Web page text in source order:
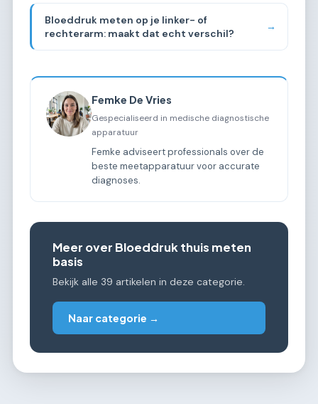
Bloeddruk meten op je linker- of
rechterarm: maakt dat echt verschil?
→
Femke De Vries
Gespecialiseerd in medische diagnostische
apparatuur
Femke adviseert professionals over de
beste meetapparatuur voor accurate
diagnoses.
Meer over Bloeddruk thuis meten
basis
Bekijk alle 39 artikelen in deze categorie.
Naar categorie →